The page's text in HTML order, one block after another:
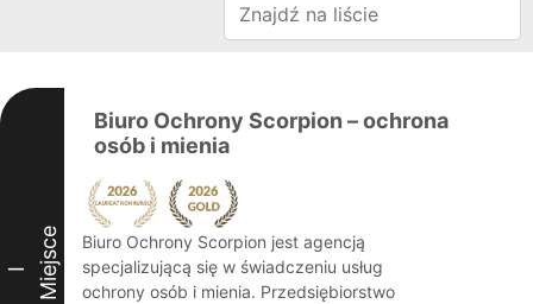
I Miejsce
Biuro Ochrony Scorpion – ochrona
osób i mienia
Biuro Ochrony Scorpion jest agencją
specjalizującą się w świadczeniu usług
ochrony osób i mienia. Przedsiębiorstwo